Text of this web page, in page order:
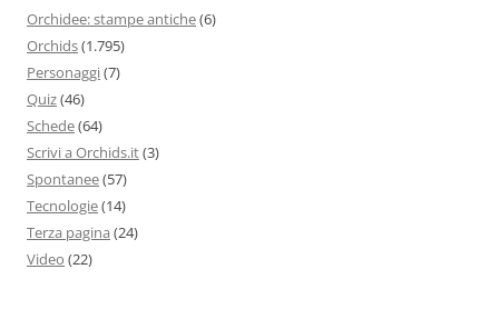
Orchidee: stampe antiche(6)
Orchids(1.795)
Personaggi(7)
Quiz(46)
Schede(64)
Scrivi a Orchids.it(3)
Spontanee(57)
Tecnologie(14)
Terza pagina (24)
Video (22)